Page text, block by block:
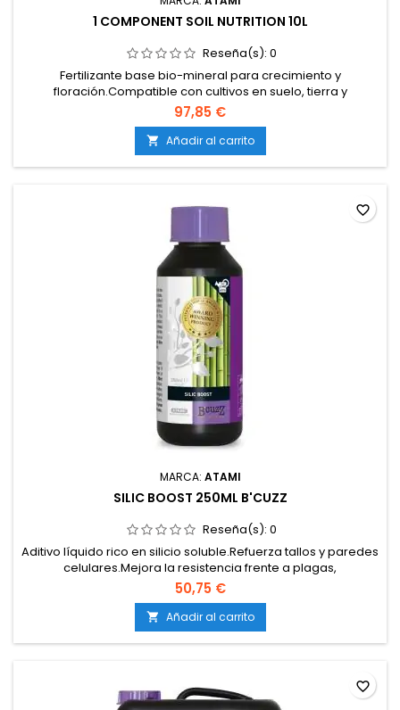
1 COMPONENT SOIL NUTRITION 10L
Reseña(s): 0
Fertilizante base bio-mineral para crecimiento y
floración.Compatible con cultivos en suelo, tierra y
maceta.Formulación pensada para suelos con alta
presencia de calcio, evitando bloqueos nutricionales.Aporta
macro y microelementos esenciales.Fácil absorción y
aplicación, ideal para cultivadores que quieren simplicidad
manteniendo calidad...
97,85 €
 Añadir al carrito
MARCA: ATAMI
SILIC BOOST 250ML B'CUZZ
Reseña(s): 0
Aditivo líquido rico en silicio soluble.Refuerza tallos y paredes
celulares.Mejora la resistencia frente a plagas,
enfermedades y estrés ambiental.Compatible con tierra,
coco e hidroponía.Apto para todo el ciclo del cultivo.
50,75 €
 Añadir al carrito
favorite_border
favorite_border